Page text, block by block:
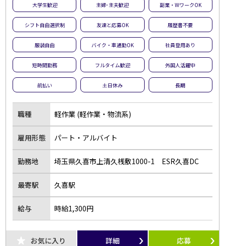
大学生歓迎 主婦･主夫歓迎 副業・WワークOK
シフト自由選択制 友達と応募OK 履歴書不要
服装自由 バイク・車通勤OK 社員登用あり
短時間勤務 フルタイム歓迎 外国人活躍中
前払い 土日休み 長期
職種 軽作業 (軽作業・物流系)
雇用形態 パート・アルバイト
勤務地 埼玉県久喜市上清久桟敷1000-1 ESR久喜DC
最寄駅 久喜駅
給与 時給1,300円
お気に入り 詳細 応募